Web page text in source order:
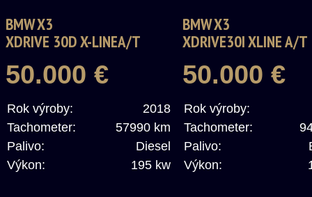
BMW X3
XDRIVE 30D X-LINEA/T
50.000 €
Rok výroby:
2018
Tachometer:
57990 km
Palivo:
Diesel
Výkon:
195 kw
BMW X3
XDRIVE30I XLINE A/T
50.000 €
Rok výroby:
Tachometer:
Palivo:
Výkon: